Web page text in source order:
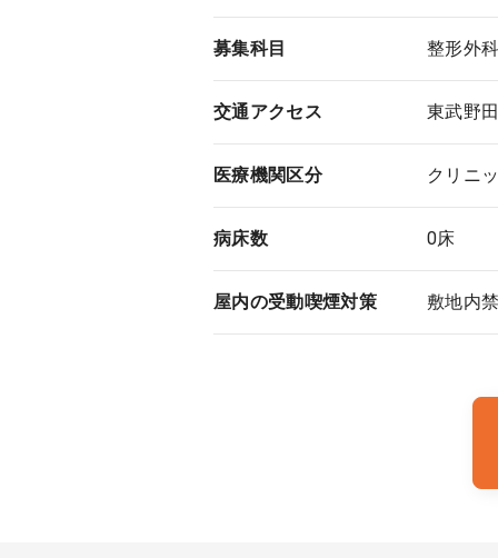
募集科目 整形外
交通アクセス 東武野
医療機関区分 クリニ
病床数 0床
屋内の受動喫煙対策 敷地内